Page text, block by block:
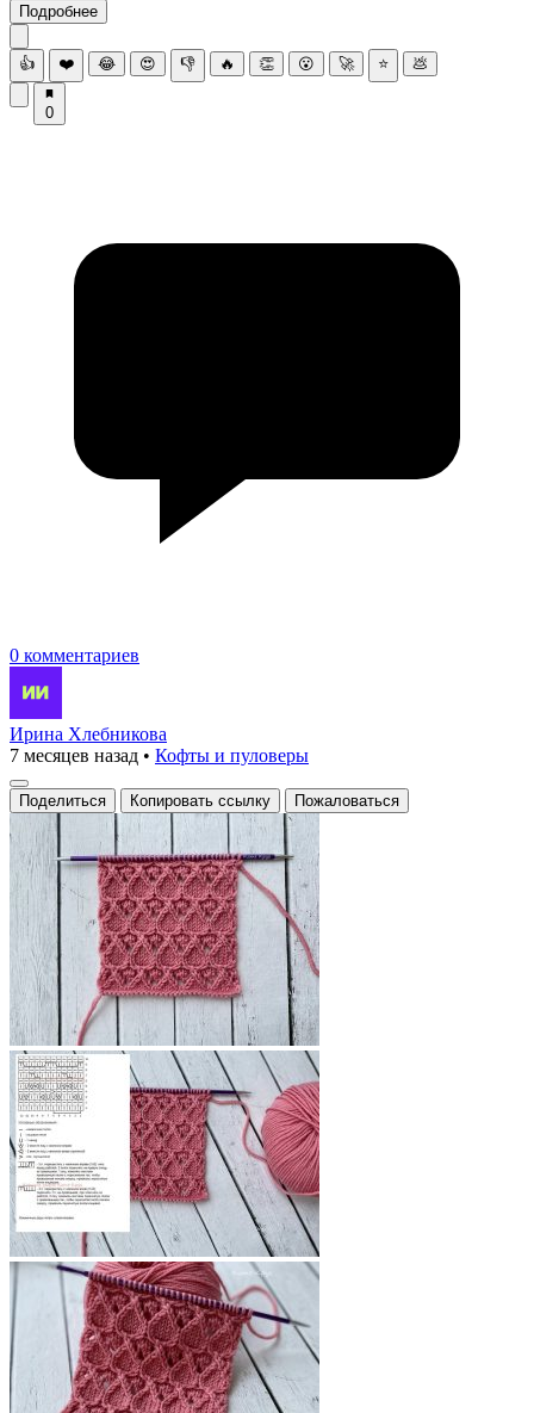
Подробнее
👍 ❤️ 😂 😍 👎 🔥 👏 😮 🚀 ⭐ 💩
0
0 комментариев
Ирина Хлебникова
7 месяцев назад • Кофты и пуловеры
Поделиться Копировать ссылку Пожаловаться